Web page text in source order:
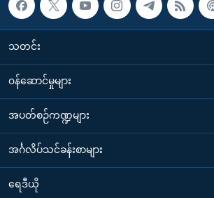
သတင်း
၀န်ဆောင်မှုများ
အပတ်စဉ်ကဏ္ဍများ
အင်္ဂလိပ်သင်ခန်းစာများ
ရေဒီယို